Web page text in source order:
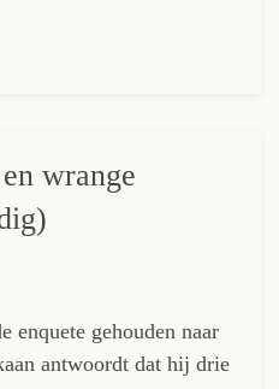
wrange
enquete gehouden naar
antwoordt dat hij drie